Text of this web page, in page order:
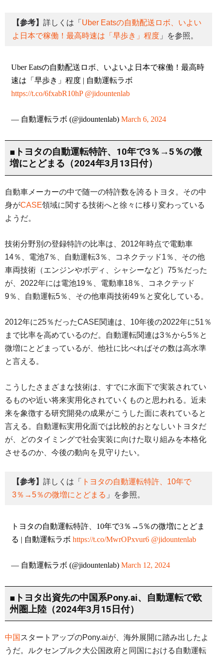
【参考】 詳しくは「 Uber Eatsの自動配送ロボ、いよい
よ日本で稼働！最高時速は「早歩き」程度 」を参照。
Uber Eatsの自動配送ロボ、いよいよ日本で稼働！最高時
速は「早歩き」程度 | 自動運転ラボ
https://t.co/6fxabR10hP @jidountenlab
— 自動運転ラボ (@jidountenlab) March 6, 2024
■トヨタの自動運転特許、10年で3％→5％の微
増にとどまる（2024年3月13日付）
自動車メーカーの中で随一の特許数を誇るトヨタ。その中
身がCASE領域に関する技術へと徐々に移り変わっている
ようだ。
技術分野別の登録特許の比率は、2012年時点で電動車
14％、電池7％、自動運転3％、コネクテッド1％、その他
車両技術（エンジンやボディ、シャシーなど）75％だった
が、2022年には電池19％、電動車18％、コネクテッド
9％、自動運転5％、その他車両技術49％と変化している。
2012年に25％だったCASE関連は、10年後の2022年に51％
まで比率を高めているのだ。自動運転関連は3％から5％と
微増にとどまっているが、他社に比べればその数は高水準
と言える。
こうしたさまざまな技術は、すでに水面下で実装されてい
るものや近い将来実用化されていくものと思われる。近未
来を象徴する研究開発の成果がこうした面に表れていると
言える。自動運転実用化面では比較的おとなしいトヨタだ
が、どのタイミングで社会実装に向けた取り組みを本格化
させるのか、今後の動向を見守りたい。
【参考】 詳しくは「
トヨタの自動運転特許、10年で
3％→5％の微増にとどまる 」を参照。
トヨタの自動運転特許、10年で3％→5％の微増にとどま
る | 自動運転ラボ https://t.co/MwrOPxvur6 @jidountenlab
— 自動運転ラボ (@jidountenlab) March 12, 2024
■トヨタ出資先の中国系Pony.ai、自動運転で欧
州圏上陸（2024年3月15日付）
中国 スタートアップのPony.aiが、海外展開に踏み出したよ
うだ。ルクセンブルク大公国政府と同国における自動運転